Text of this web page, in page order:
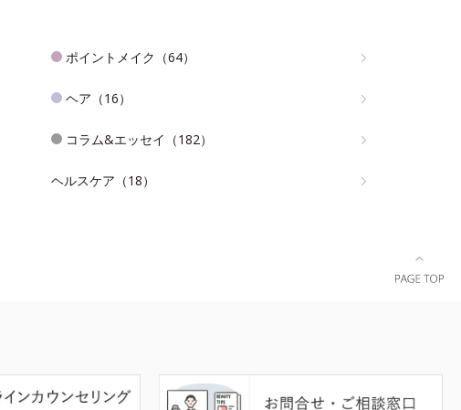
ポイントメイク（64）
ヘア（16）
コラム&エッセイ（182）
ヘルスケア（18）